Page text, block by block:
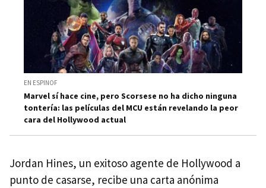
EN ESPINOF
Marvel sí hace cine, pero Scorsese no ha dicho ninguna
tontería: las películas del MCU están revelando la peor
cara del Hollywood actual
Jordan Hines, un exitoso agente de Hollywood a
punto de casarse, recibe una carta anónima